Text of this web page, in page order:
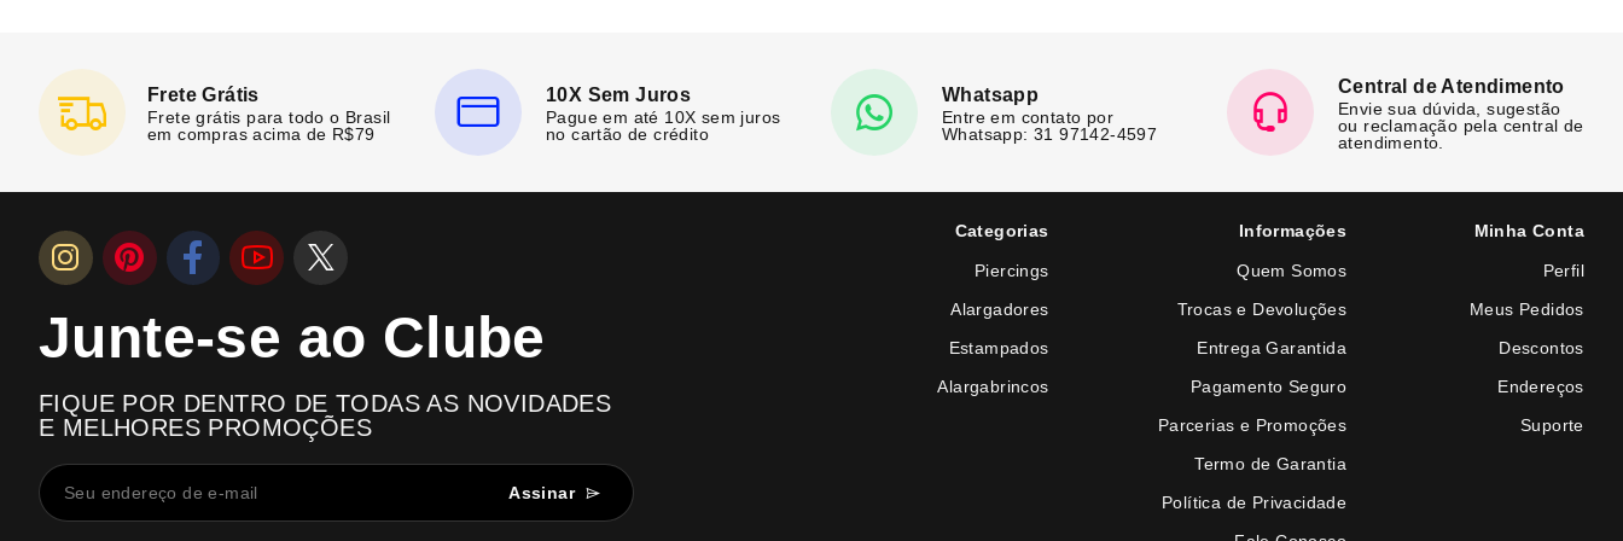
Frete Grátis
Frete grátis para todo o Brasil
em compras acima de R$79
10X Sem Juros
Pague em até 10X sem juros
no cartão de crédito
Whatsapp
Entre em contato por
Whatsapp: 31 97142-4597
Central de Atendimento
Envie sua dúvida, sugestão
ou reclamação pela central de
atendimento.
Junte-se ao Clube
FIQUE POR DENTRO DE TODAS AS NOVIDADES
E MELHORES PROMOÇÕES
Assinar
Categorias
Piercings
Alargadores
Estampados
Alargabrincos
Informações
Quem Somos
Trocas e Devoluções
Entrega Garantida
Pagamento Seguro
Parcerias e Promoções
Termo de Garantia
Política de Privacidade
Minha Conta
Perfil
Meus Pedidos
Descontos
Endereços
Suporte